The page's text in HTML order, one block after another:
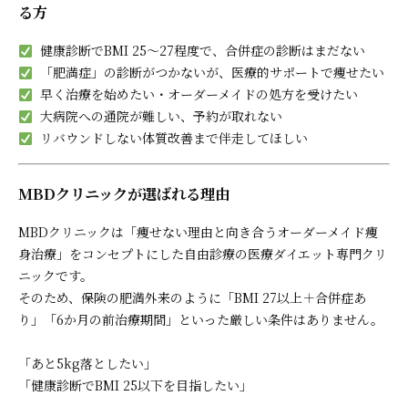
る方
健康診断でBMI 25〜27程度で、合併症の診断はまだない
「肥満症」の診断がつかないが、医療的サポートで痩せたい
早く治療を始めたい・オーダーメイドの処方を受けたい
大病院への通院が難しい、予約が取れない
リバウンドしない体質改善まで伴走してほしい
MBDクリニックが選ばれる理由
MBDクリニックは「痩せない理由と向き合うオーダーメイド痩
身治療」をコンセプトにした自由診療の医療ダイエット専門クリ
ニックです。
そのため、保険の肥満外来のように「BMI 27以上＋合併症あ
り」「6か月の前治療期間」といった厳しい条件はありません。
「あと5kg落としたい」
「健康診断でBMI 25以下を目指したい」